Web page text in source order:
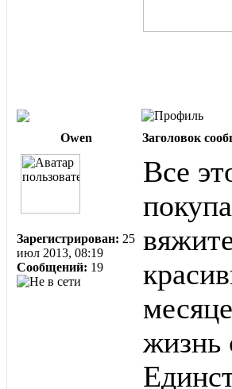
Owen Заголовок
Зарегистрирован: 25
июл 2013, 08:19
Сообщений: 19
Все
жизнь